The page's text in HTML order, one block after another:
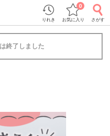
りれき お気に入り
0
さがす
終了しました